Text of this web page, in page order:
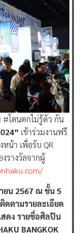
#โดนตกไม่รู้ตัว กัน
เข้าร่วมงานฟรี
หน้า เพื่อรับ QR
รางวัลจากผู้
ยน 2567 ณ ชั้น 5
ดตามรายละเอียด
สดง รายชื่อศิลปิน
BANGKOK